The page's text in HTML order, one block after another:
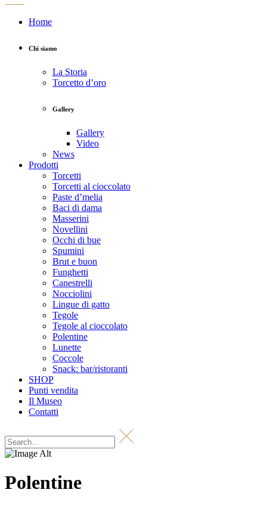
Home
Chi siamo
La Storia
Torcetto d’oro
Gallery
Gallery
Video
News
Prodotti
Torcetti
Torcetti al cioccolato
Paste d’melia
Baci di dama
Masserini
Novellini
Occhi di bue
Spumini
Brut e buon
Funghetti
Canestrelli
Nocciolini
Lingue di gatto
Tegole
Tegole al cioccolato
Polentine
Lunette
Coccole
Snack: bar/ristoranti
SHOP
Punti vendita
Il Museo
Contatti
Polentine